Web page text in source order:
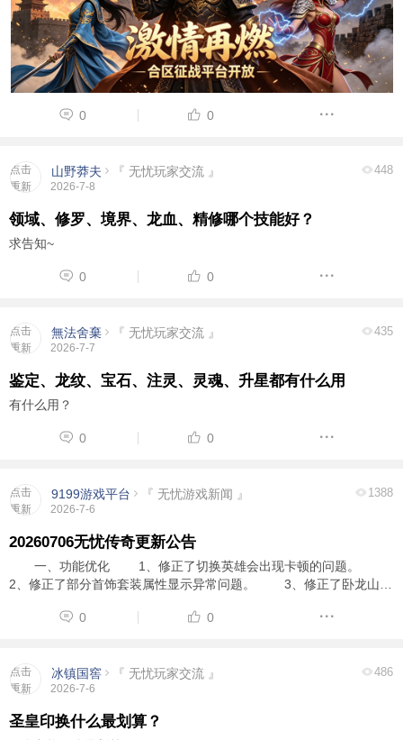
0 0
点击
重新
山野莽夫 『 无忧玩家交流 』
2026-7-8
448
领域、修罗、境界、龙血、精修哪个技能好？
求告知~
0 0
点击
重新
無法舍棄 『 无忧玩家交流 』
2026-7-7
435
鉴定、龙纹、宝石、注灵、灵魂、升星都有什么用
有什么用？
0 0
点击
重新
9199游戏平台 『 无忧游戏新闻 』
2026-7-6
1388
20260706无忧传奇更新公告
一、功能优化 1、修正了切换英雄会出现卡顿的问题。
2、修正了部分首饰套装属性显示异常问题。 3、修正了卧龙山庄
戒、帝尊仙魔戒装备持久统一调整为30点， ...
0 0
点击
重新
冰镇国窖 『 无忧玩家交流 』
2026-7-6
486
圣皇印换什么最划算？